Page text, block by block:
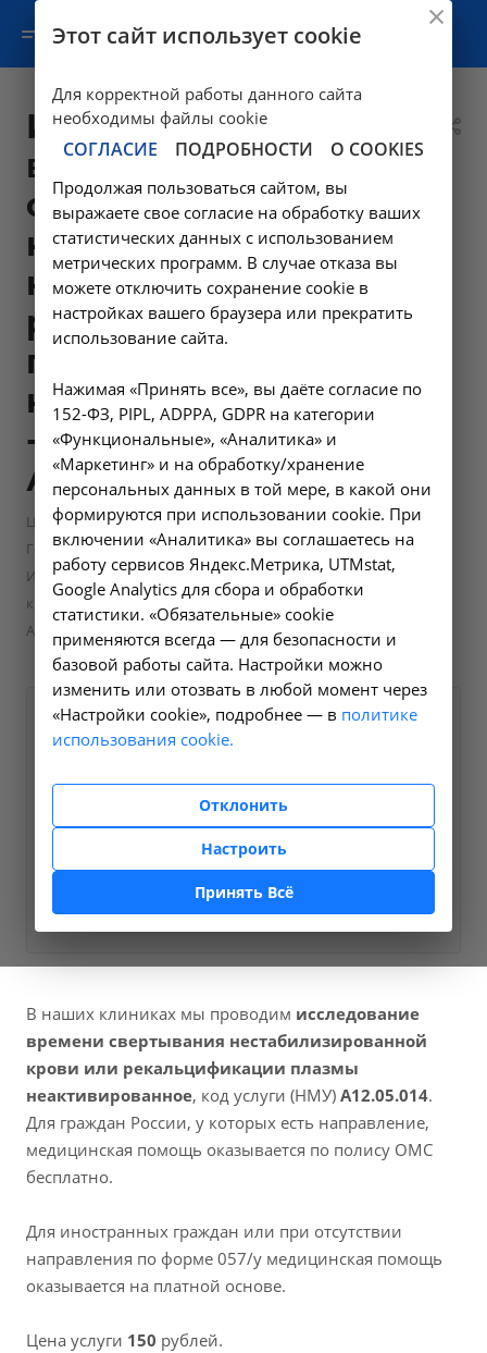
Исследование
времени
свертывания
нестабилизированной
крови или
рекальцификации
плазмы
неактивированное
- A12.05.014 в
Ангарске
Цены в Ангарске — Лабораторные исследования —
Гематология и коагулология —
Исследование времени свертывания нестабилизированной
крови или рекальцификации плазмы неактивированное -
A12.05.014 в Ангарске
Оформите заявку на сайте,
мы свяжемся с вами в
ближайшее время и ответим
на все интересующие
150 ₽
Заказать услугу
В наших клиниках мы проводим исследование
времени свертывания нестабилизированной
крови или рекальцификации плазмы
неактивированное, код услуги (НМУ) A12.05.014.
Для граждан России, у которых есть направление,
медицинская помощь оказывается по полису ОМС
бесплатно.
Для иностранных граждан или при отсутствии
направления по форме 057/у медицинская помощь
оказывается на платной основе.
Цена услуги 150 рублей.
Этот сайт использует cookie
Для корректной работы данного сайта
необходимы файлы cookie
СОГЛАСИЕ ПОДРОБНОСТИ О COOKIES
Продолжая пользоваться сайтом, вы
выражаете свое согласие на обработку ваших
статистических данных с использованием
метрических программ. В случае отказа вы
можете отключить сохранение cookie в
настройках вашего браузера или прекратить
использование сайта.
Нажимая «Принять все», вы даёте согласие по
152-ФЗ, PIPL, ADPPA, GDPR на категории
«Функциональные», «Аналитика» и
«Маркетинг» и на обработку/хранение
персональных данных в той мере, в какой они
формируются при использовании cookie. При
включении «Аналитика» вы соглашаетесь на
работу сервисов Яндекс.Метрика, UTMstat,
Google Analytics для сбора и обработки
статистики. «Обязательные» cookie
применяются всегда — для безопасности и
базовой работы сайта. Настройки можно
изменить или отозвать в любой момент через
«Настройки cookie», подробнее — в политике
использования cookie.
Отклонить
Настроить
Принять Всё